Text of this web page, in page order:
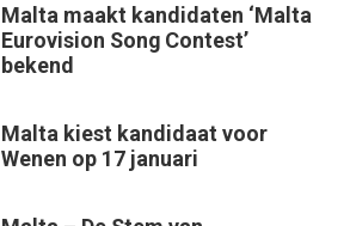
Malta maakt kandidaten ‘Malta
Eurovision Song Contest’
bekend
Malta kiest kandidaat voor
Wenen op 17 januari